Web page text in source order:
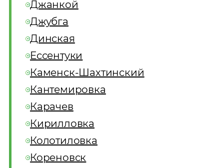
Джанкой
Джубга
Динская
Ессентуки
Каменск-Шахтинский
Кантемировка
Карачев
Кирилловка
Колотиловка
Кореновск